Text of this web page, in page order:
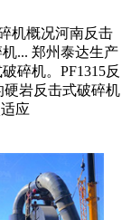
机概况河南反击
... 郑州泰达生产
碎机。PF1315反
硬岩反击式破碎机
应